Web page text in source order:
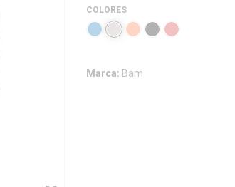
COLORES
Marca: Bam